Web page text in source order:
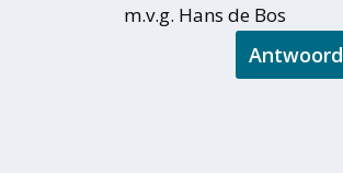
m.v.g. Hans de Bos
Antwoord